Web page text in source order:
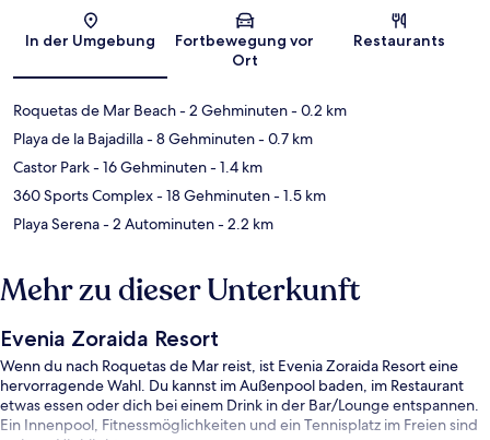
Karte
In der Umgebung
Fortbewegung vor
Ort
Restaurants
Roquetas de Mar Beach- 2 Gehminuten- 0.2 km
Playa de la Bajadilla- 8 Gehminuten- 0.7 km
Castor Park- 16 Gehminuten- 1.4 km
360 Sports Complex- 18 Gehminuten- 1.5 km
Playa Serena- 2 Autominuten- 2.2 km
Mehr zu dieser Unterkunft
Evenia Zoraida Resort
Wenn du nach Roquetas de Mar reist, ist Evenia Zoraida Resort eine
hervorragende Wahl. Du kannst im Außenpool baden, im Restaurant
etwas essen oder dich bei einem Drink in der Bar/Lounge entspannen.
Ein Innenpool, Fitnessmöglichkeiten und ein Tennisplatz im Freien sind